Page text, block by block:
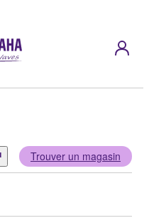
Trouver un magasin